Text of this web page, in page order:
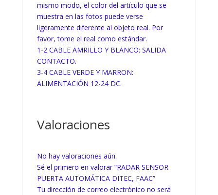
mismo modo, el color del artículo que se
muestra en las fotos puede verse
ligeramente diferente al objeto real. Por
favor, tome el real como estándar.
1-2 CABLE AMRILLO Y BLANCO: SALIDA
CONTACTO.
3-4 CABLE VERDE Y MARRON:
ALIMENTACIÓN 12-24 DC.
Valoraciones
No hay valoraciones aún.
Sé el primero en valorar “RADAR SENSOR
PUERTA AUTOMÁTICA DITEC, FAAC”
Tu dirección de correo electrónico no será